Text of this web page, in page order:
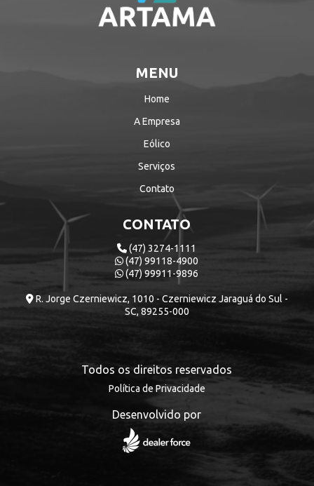
MENU
Home
A Empresa
Eólico
Serviços
Contato
CONTATO
(47) 3274-1111
(47) 99118-4900
(47) 99911-9896
R. Jorge Czerniewicz, 1010 - Czerniewicz Jaraguá do Sul -
SC, 89255-000
Todos os direitos reservados
Política de Privacidade
Desenvolvido por